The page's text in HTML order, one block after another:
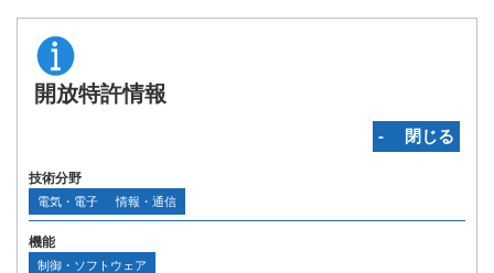
開放特許情報
‐ 閉じる
技術分野
電気・電子 情報・通信
機能
制御・ソフトウェア